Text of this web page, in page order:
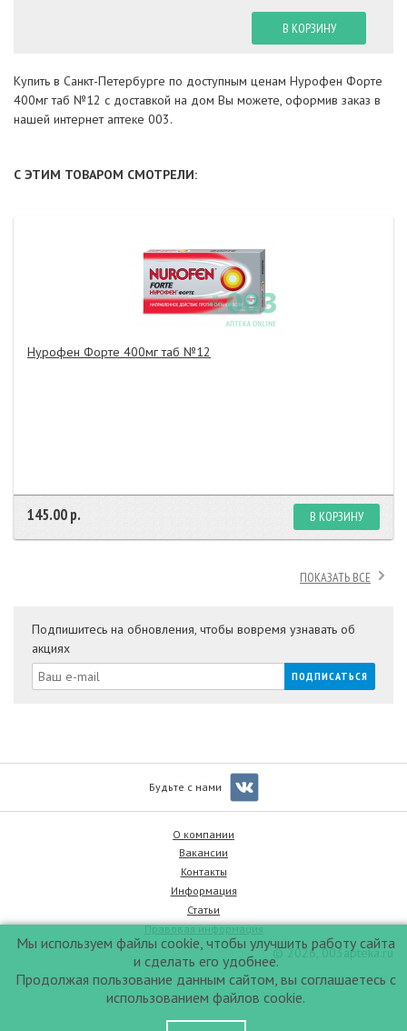
В КОРЗИНУ
Купить в Санкт-Петербурге по доступным ценам Нурофен Форте
400мг таб №12 с доставкой на дом Вы можете, оформив заказ в
нашей интернет аптеке 003.
С ЭТИМ ТОВАРОМ СМОТРЕЛИ:
Нурофен Форте 400мг таб №12
145.00 р. В КОРЗИНУ
ПОКАЗАТЬ ВСЕ
Подпишитесь на обновления, чтобы вовремя узнавать об
акциях
Будьте с нами
О компании
Вакансии
Контакты
Информация
Статьи
Правовая информация
© 2026, 003apteka.ru
Мы используем файлы cookie, чтобы улучшить работу сайта
и сделать его удобнее.
Продолжая пользование данным сайтом, вы соглашаетесь с
использованием файлов cookie.